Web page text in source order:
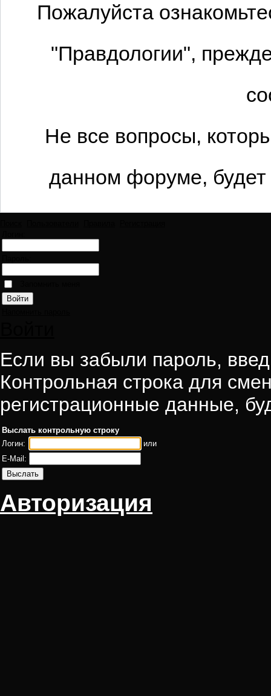
Пожалуйста
"Правдологии",
Не все вопросы,
данном форуме,
Если вы забыли пароль,
Контрольная строка для
регистрационные данные,
Выслать контрольную строку
Логин:
или
E-Mail:
Авторизация